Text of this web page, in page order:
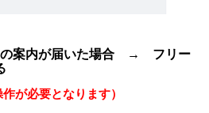
の案内が届いた場合 → フリー
が必要となります）